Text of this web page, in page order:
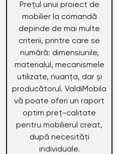
Prețul unui proiect de
mobilier la comandă
depinde de mai multe
criterii, printre care se
numără: dimensiunile,
materialul, mecanismele
utilizate, nuanța, dar și
producătorul. ValdiMobila
vă poate oferi un raport
optim preț-calitate
pentru mobilierul creat,
după necesități
individuale.